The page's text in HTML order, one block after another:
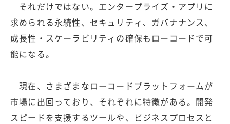
それだけではない。エンタープライズ・アプリに
求められる永続性、セキュリティ、ガバナナンス、
成長性・スケーラビリティの確保もローコードで可
能になる。
現在、さまざまなローコードプラットフォームが
市場に出回っており、それぞれに特徴がある。開発
スピードを支援するツールや、ビジネスプロセスと